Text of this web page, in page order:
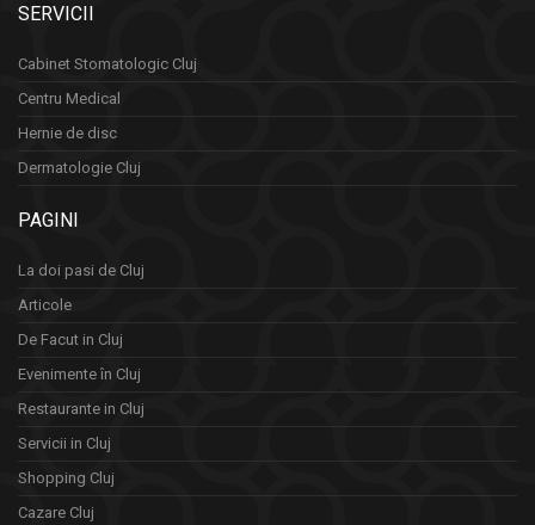
SERVICII
Cabinet Stomatologic Cluj
Centru Medical
Hernie de disc
Dermatologie Cluj
PAGINI
La doi pasi de Cluj
Articole
De Facut in Cluj
Evenimente în Cluj
Restaurante in Cluj
Servicii in Cluj
Shopping Cluj
Cazare Cluj